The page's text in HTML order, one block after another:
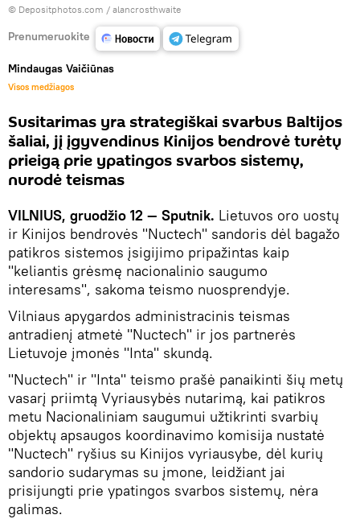
© Depositphotos.com / alancrosthwaite
Prenumeruokite
Mindaugas Vaičiūnas
Visos medžiagos
Susitarimas yra strategiškai svarbus Baltijos
šaliai, jį įgyvendinus Kinijos bendrovė turėtų
prieigą prie ypatingos svarbos sistemų,
nurodė teismas
VILNIUS, gruodžio 12 — Sputnik. Lietuvos oro uostų
ir Kinijos bendrovės "Nuctech" sandoris dėl bagažo
patikros sistemos įsigijimo pripažintas kaip
"keliantis grėsmę nacionalinio saugumo
interesams", sakoma teismo nuosprendyje.
Vilniaus apygardos administracinis teismas
antradienį atmetė "Nuctech" ir jos partnerės
Lietuvoje įmonės "Inta" skundą.
"Nuctech" ir "Inta" teismo prašė panaikinti šių metų
vasarį priimtą Vyriausybės nutarimą, kai patikros
metu Nacionaliniam saugumui užtikrinti svarbių
objektų apsaugos koordinavimo komisija nustatė
"Nuctech" ryšius su Kinijos vyriausybe, dėl kurių
sandorio sudarymas su įmone, leidžiant jai
prisijungti prie ypatingos svarbos sistemų, nėra
galimas.